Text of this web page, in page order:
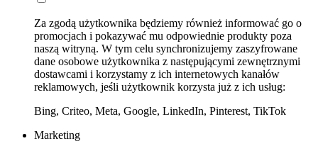
Za zgodą użytkownika będziemy również informować go o
promocjach i pokazywać mu odpowiednie produkty poza
naszą witryną. W tym celu synchronizujemy zaszyfrowane
dane osobowe użytkownika z następującymi zewnętrznymi
dostawcami i korzystamy z ich internetowych kanałów
reklamowych, jeśli użytkownik korzysta już z ich usług:
Bing, Criteo, Meta, Google, LinkedIn, Pinterest, TikTok
Marketing